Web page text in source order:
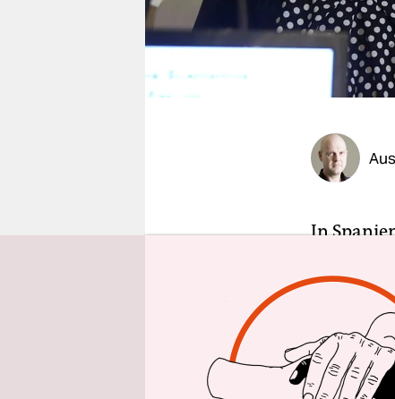
fragen & hilfe
unterstützen
In
über EU-
der
Schuld
Denn am